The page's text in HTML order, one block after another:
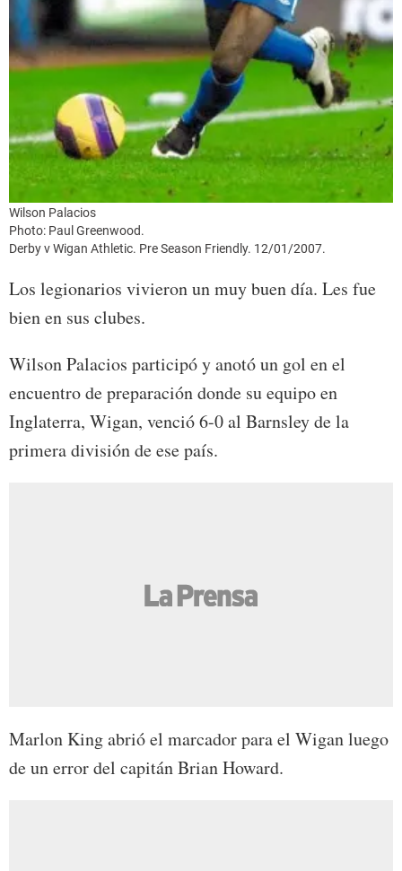
Wilson Palacios
Photo: Paul Greenwood.
Derby v Wigan Athletic. Pre Season Friendly. 12/01/2007.
Los legionarios vivieron un muy buen día. Les fue
bien en sus clubes.
Wilson Palacios participó y anotó un gol en el
encuentro de preparación donde su equipo en
Inglaterra, Wigan, venció 6-0 al Barnsley de la
primera división de ese país.
Marlon King abrió el marcador para el Wigan luego
de un error del capitán Brian Howard.